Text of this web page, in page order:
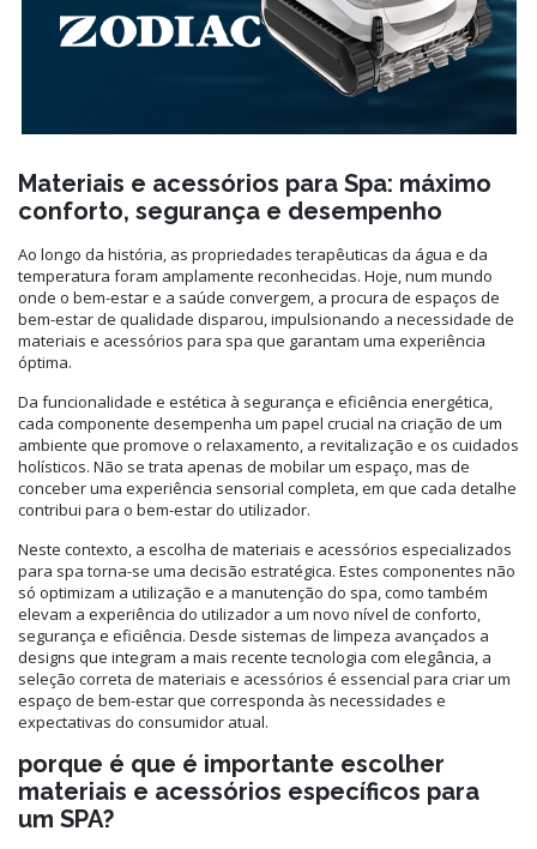
Materiais e acessórios para Spa: máximo
conforto, segurança e desempenho
Ao longo da história, as propriedades terapêuticas da água e da
temperatura foram amplamente reconhecidas. Hoje, num mundo
onde o bem-estar e a saúde convergem, a procura de espaços de
bem-estar de qualidade disparou, impulsionando a necessidade de
materiais e acessórios para spa que garantam uma experiência
óptima.
Da funcionalidade e estética à segurança e eficiência energética,
cada componente desempenha um papel crucial na criação de um
ambiente que promove o relaxamento, a revitalização e os cuidados
holísticos. Não se trata apenas de mobilar um espaço, mas de
conceber uma experiência sensorial completa, em que cada detalhe
contribui para o bem-estar do utilizador.
Neste contexto, a escolha de materiais e acessórios especializados
para spa torna-se uma decisão estratégica. Estes componentes não
só optimizam a utilização e a manutenção do spa, como também
elevam a experiência do utilizador a um novo nível de conforto,
segurança e eficiência. Desde sistemas de limpeza avançados a
designs que integram a mais recente tecnologia com elegância, a
seleção correta de materiais e acessórios é essencial para criar um
espaço de bem-estar que corresponda às necessidades e
expectativas do consumidor atual.
porque é que é importante escolher
materiais e acessórios específicos para
um SPA?